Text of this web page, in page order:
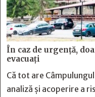
În caz de urgență,
evacuați
Că tot are
analiză și acoperire a